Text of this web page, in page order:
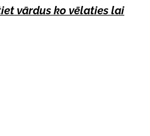
vārdus ko vēlaties lai